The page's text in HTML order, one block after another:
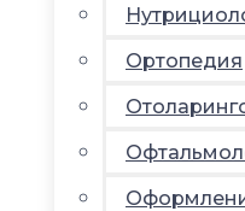
Ортопедия